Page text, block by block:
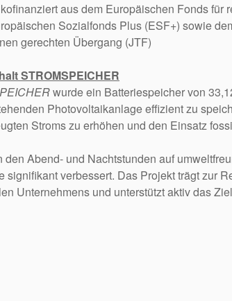
aus dem Europäischen Fonds für
Sozialfonds Plus (ESF+) sowie
gerechten Übergang (JTF)
STROMSPEICHER
wurde ein Batteriespeicher von
Photovoltaikanlage effizient zu
Stroms zu erhöhen und den Einsatz
Abend- und Nachtstunden auf
verbessert. Das Projekt trägt zur
Unternehmens und unterstützt aktiv das